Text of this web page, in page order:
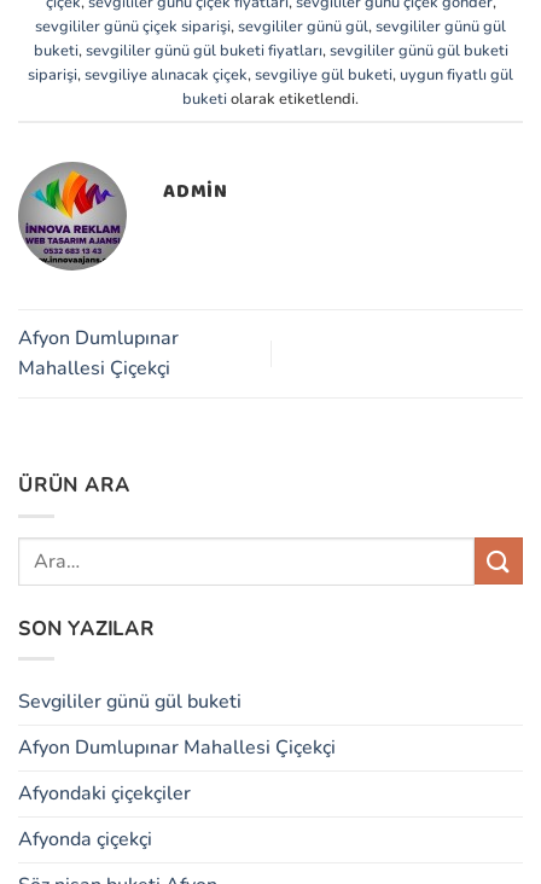
sevgililer günü çiçek siparişi,sevgililer günü gül,sevgililer günü gül
buketi,sevgililer günü gül buketi fiyatları,sevgililer günü gül buketi
siparişi,sevgiliye alınacak çiçek,sevgiliye gül buketi, uygun fiyatlı gül
buketi olarak etiketlendi.
ADMIN
Afyon Dumlupınar
Mahallesi Çiçekçi
ÜRÜN ARA
SON YAZILAR
Sevgililer günü gül buketi
Afyon Dumlupınar Mahallesi Çiçekçi
Afyondaki çiçekçiler
Afyonda çiçekçi